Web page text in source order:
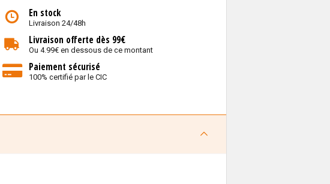
En stock
Livraison 24/48h
Livraison offerte dès 99€
Ou 4.99€ en dessous de ce montant
Paiement sécurisé
100% certifié par le CIC